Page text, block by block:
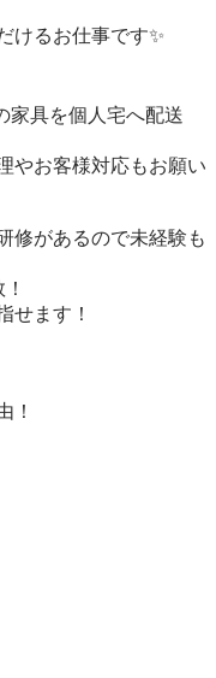
けるお仕事です✨
家具を個人宅へ配送
やお客様対応もお願い
修があるので未経験も
せます！
！